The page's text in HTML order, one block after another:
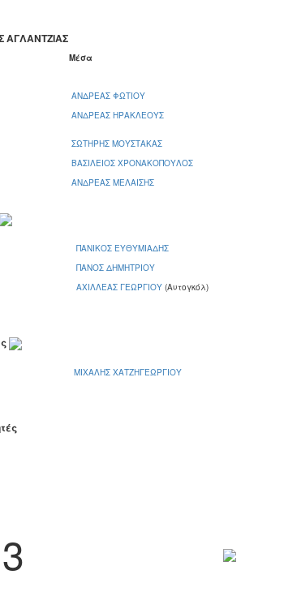
ΑΓΛΑΝΤΖΙΑΣ
Μέσα
ΑΝΔΡΕΑΣ ΦΩΤΙΟΥ
ΑΝΔΡΕΑΣ ΗΡΑΚΛΕΟΥΣ
ΣΩΤΗΡΗΣ ΜΟΥΣΤΑΚΑΣ
ΒΑΣΙΛΕΙΟΣ ΧΡΟΝΑΚΟΠΟΥΛΟΣ
ΑΝΔΡΕΑΣ ΜΕΛΑΙΣΗΣ
ΠΑΝΙΚΟΣ ΕΥΘΥΜΙΑΔΗΣ
ΠΑΝΟΣ ΔΗΜΗΤΡΙΟΥ
ΑΧΙΛΛΕΑΣ ΓΕΩΡΓΙΟΥ (Αυτογκόλ)
ΜΙΧΑΛΗΣ ΧΑΤΖΗΓΕΩΡΓΙΟΥ
3